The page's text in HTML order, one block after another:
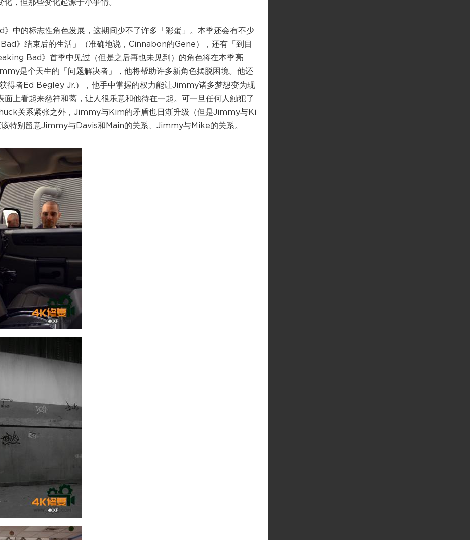
，但那些变化起源于小事情。
的标志性角色发展，这期间少不了许多「彩蛋」。本季还会有不少
》结束后的生活」（准确地说，Cinnabon的Gene），还有「到目
Bad》首季中见过（但是之后再也未见到）的角色将在本季亮
是个天生的「问题解决者」，他将帮助许多新角色摆脱困境。他还
得者Ed Begley Jr.），他手中掌握的权力能让Jimmy诸多梦想变为现
上看起来慈祥和蔼，让人很乐意和他待在一起。可一旦任何人触犯了
关系紧张之外，Jimmy与Kim的矛盾也日渐升级（但是Jimmy与Ki
特别留意Jimmy与Davis和Main的关系、Jimmy与Mike的关系。